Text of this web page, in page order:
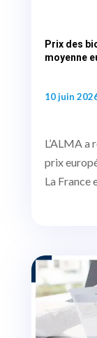
Prix des
moyenne
10 juin
L’ALMA a
prix
La France